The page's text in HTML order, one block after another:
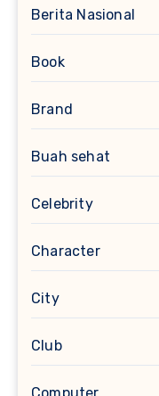
Berita Nasional
Book
Brand
Buah sehat
Celebrity
Character
City
Club
Computer